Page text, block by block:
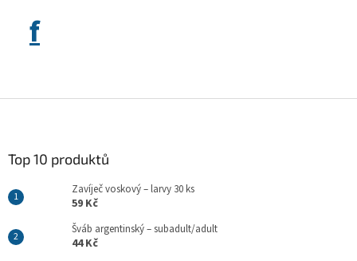
f
Top 10 produktů
Zavíječ voskový – larvy 30 ks
59 Kč
Šváb argentinský – subadult/adult
44 Kč